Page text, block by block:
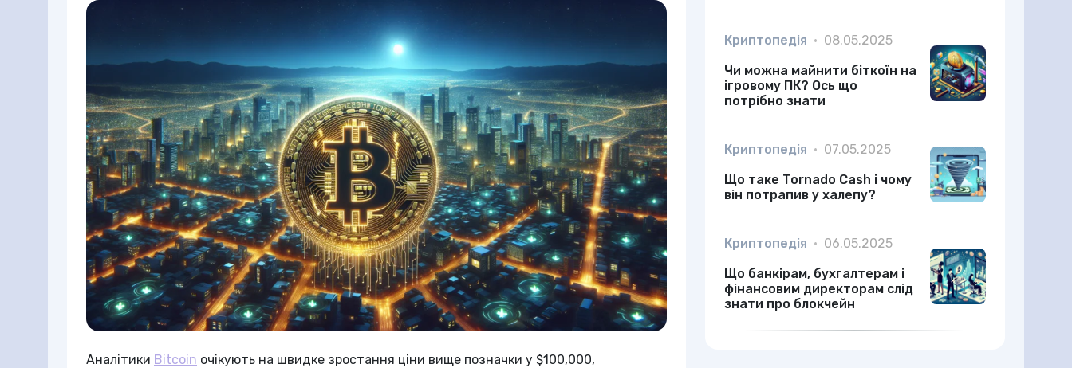
Аналітики Bitcoin очікують на швидке зростання ціни вище позначки у $100,000,
Криптопедія • 08.05.2025
Чи можна майнити біткоїн на
ігровому ПК? Ось що
потрібно знати
Криптопедія • 07.05.2025
Що таке Tornado Cash і чому
він потрапив у халепу?
Криптопедія • 06.05.2025
Що банкірам, бухгалтерам і
фінансовим директорам слід
знати про блокчейн